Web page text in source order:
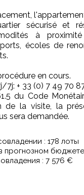
sécurisé et
à
écoles de
en cours.
7j: + 33 (0) 7 49 70
du Code
de la visite, la
sera demandée.
: 178 лоты
прогнозном
: 7 576 €